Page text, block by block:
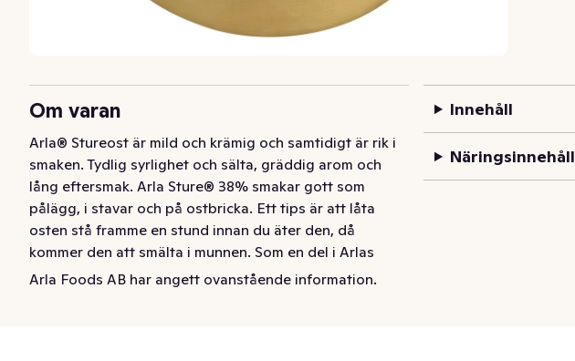
Om varan
Arla® Stureost är mild och krämig och samtidigt är rik i
smaken. Tydlig syrlighet och sälta, gräddig arom och
lång eftersmak. Arla Sture® 38% smakar gott som
pålägg, i stavar och på ostbricka. Ett tips är att låta
osten stå framme en stund innan du äter den, då
kommer den att smälta i munnen. Som en del i Arlas
hållbarhetsarbete är Stureosten nu vaxfri. Det ger också
Arla Foods AB har angett ovanstående information.
Innehåll
Näringsinnehåll